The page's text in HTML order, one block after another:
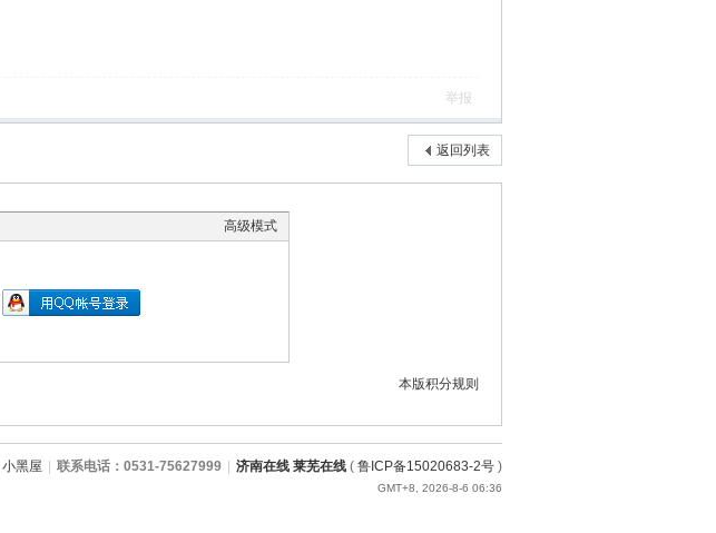
举报
返回列表
高级模式
本版积分规则
小黑屋 联系电话：0531-75627999 济南在线 莱芜在线 ( 鲁ICP备15020683-2号 )
GMT+8, 2026-8-6 06:36